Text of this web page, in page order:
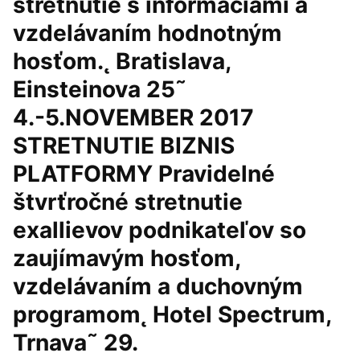
vzdelávaním hodnotným
hosťom.˛ Bratislava,
Einsteinova 25˜
4.-5.NOVEMBER 2017
STRETNUTIE BIZNIS
PLATFORMY Pravidelné
štvrťročné stretnutie
exallievov podnikateľov so
zaujímavým hosťom,
vzdelávaním a duchovným
programom˛ Hotel Spectrum,
Trnava˜ 29.